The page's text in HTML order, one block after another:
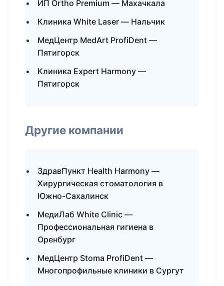
ИП Ortho Premium — Махачкала
Клиника White Laser — Нальчик
МедЦентр MedArt ProfiDent —
Пятигорск
Клиника Expert Harmony —
Пятигорск
Другие компании
ЗдравПункт Health Harmony —
Хирургическая стоматология в
Южно-Сахалинск
МедиЛаб White Clinic —
Профессиональная гигиена в
Оренбург
МедЦентр Stoma ProfiDent —
Многопрофильные клиники в Сургут